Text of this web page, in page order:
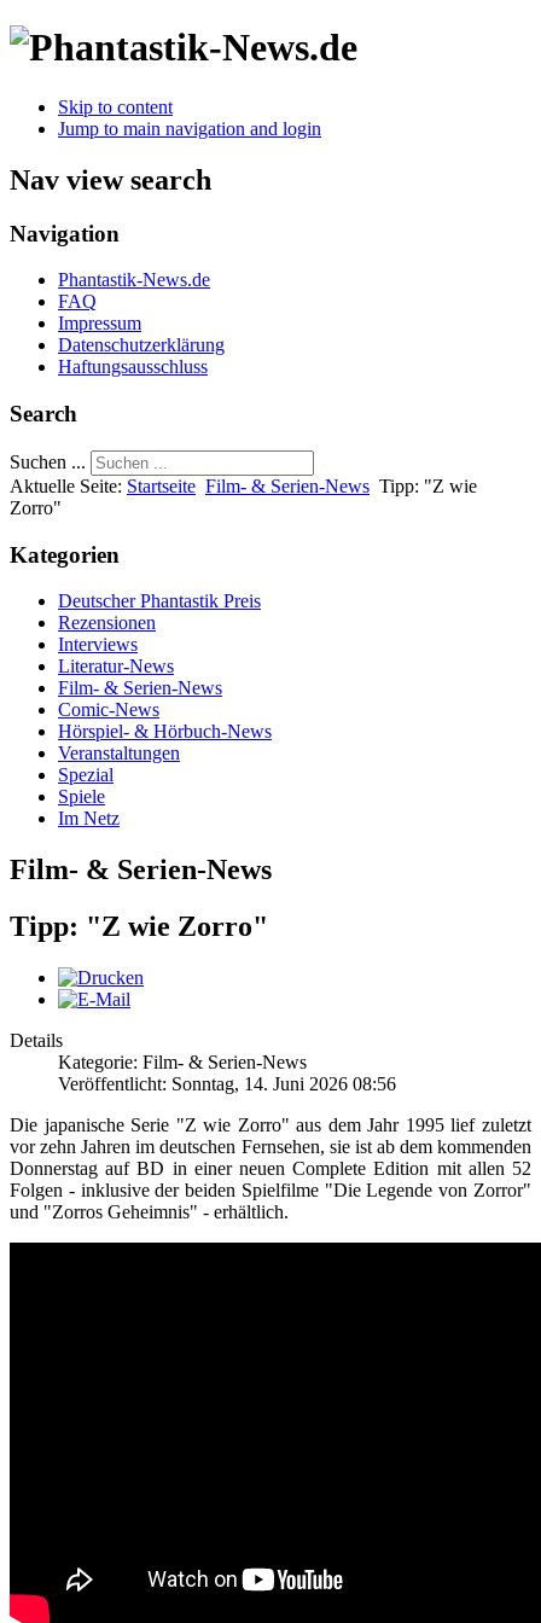
Skip to content
Jump to main navigation and login
Nav view search
Navigation
Phantastik-News.de
FAQ
Impressum
Datenschutzerklärung
Haftungsausschluss
Search
Suchen ...
Aktuelle Seite: Startseite Film- & Serien-News Tipp: "Z wie
Zorro"
Kategorien
Deutscher Phantastik Preis
Rezensionen
Interviews
Literatur-News
Film- & Serien-News
Comic-News
Hörspiel- & Hörbuch-News
Veranstaltungen
Spezial
Spiele
Im Netz
Film- & Serien-News
Tipp: "Z wie Zorro"
Details
Kategorie: Film- & Serien-News
Veröffentlicht: Sonntag, 14. Juni 2026 08:56
Die japanische Serie "Z wie Zorro" aus dem Jahr 1995 lief zuletzt
vor zehn Jahren im deutschen Fernsehen, sie ist ab dem kommenden
Donnerstag auf BD in einer neuen Complete Edition mit allen 52
Folgen - inklusive der beiden Spielfilme "Die Legende von Zorror"
und "Zorros Geheimnis" - erhältlich.